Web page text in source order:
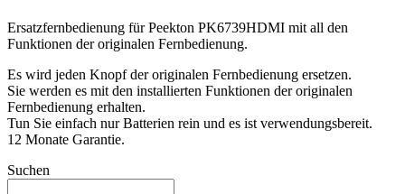
Ersatzfernbedienung fürPeekton PK6739HDMI mit all den
Funktionen der originalen Fernbedienung.
Es wird jeden Knopf der originalen Fernbedienung ersetzen.
Sie werden es mit den installierten Funktionen der originalen
Fernbedienung erhalten.
Tun Sie einfach nur Batterien rein und es ist verwendungsbereit.
12 Monate Garantie.
Suchen